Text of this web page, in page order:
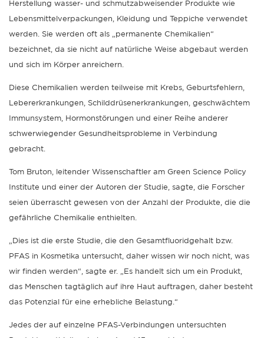
Herstellung wasser- und schmutzabweisender Produkte wie
Lebensmittelverpackungen, Kleidung und Teppiche verwendet
werden. Sie werden oft als „permanente Chemikalien“
bezeichnet, da sie nicht auf natürliche Weise abgebaut werden
und sich im Körper anreichern.
Diese Chemikalien werden teilweise mit Krebs, Geburtsfehlern,
Lebererkrankungen, Schilddrüsenerkrankungen, geschwächtem
Immunsystem, Hormonstörungen und einer Reihe anderer
schwerwiegender Gesundheitsprobleme in Verbindung
gebracht.
Tom Bruton, leitender Wissenschaftler am Green Science Policy
Institute und einer der Autoren der Studie, sagte, die Forscher
seien überrascht gewesen von der Anzahl der Produkte, die die
gefährliche Chemikalie enthielten.
„Dies ist die erste Studie, die den Gesamtfluoridgehalt bzw.
PFAS in Kosmetika untersucht, daher wissen wir noch nicht, was
wir finden werden“, sagte er. „Es handelt sich um ein Produkt,
das Menschen tagtäglich auf ihre Haut auftragen, daher besteht
das Potenzial für eine erhebliche Belastung.“
Jedes der auf einzelne PFAS-Verbindungen untersuchten